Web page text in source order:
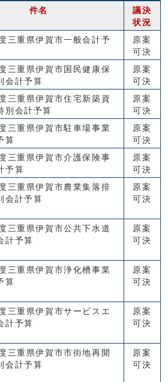
件名
議決
状況
三重県伊賀市一般会計予
原案
可決
三重県伊賀市国民健康保
会計予算
原案
可決
三重県伊賀市住宅新築資
別会計予算
原案
可決
三重県伊賀市駐車場事業
算
原案
可決
三重県伊賀市介護保険事
予算
原案
可決
三重県伊賀市農業集落排
会計予算
原案
可決
三重県伊賀市公共下水道
計予算
原案
可決
三重県伊賀市浄化槽事業
算
原案
可決
三重県伊賀市サービスエ
計予算
原案
可決
三重県伊賀市市街地再開
会計予算
原案
可決